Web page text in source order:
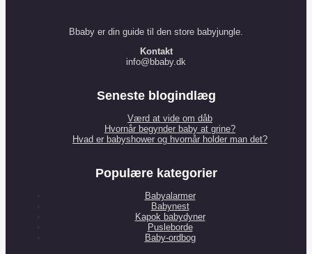
Bbaby er din guide til den store babyjungle.
Kontakt
info@bbaby.dk
Seneste blogindlæg
Værd at vide om dåb
Hvornår begynder baby at grine?
Hvad er babyshower og hvornår holder man det?
Populære kategorier
Babyalarmer
Babynest
Kapok babydyner
Pusleborde
Baby-ordbog